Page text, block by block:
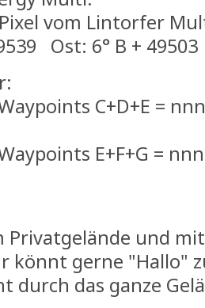
vom Lintorfer
Ost: 6° B + 49503
C+D+E =
E+F+G =
Privatgelände und
könnt gerne "Hallo"
durch das ganze